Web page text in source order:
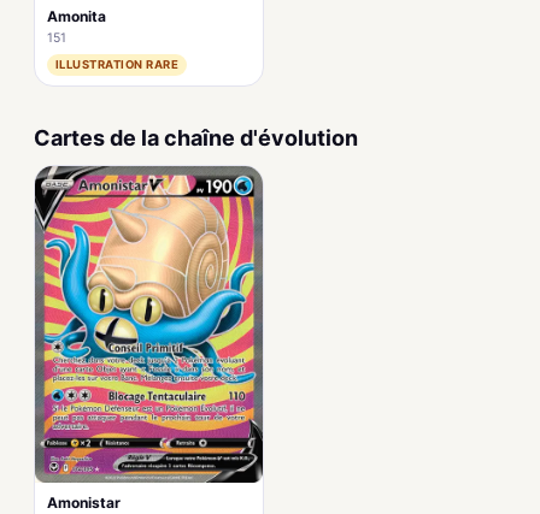
Amonita
151
ILLUSTRATION RARE
Cartes de la chaîne d'évolution
Amonistar